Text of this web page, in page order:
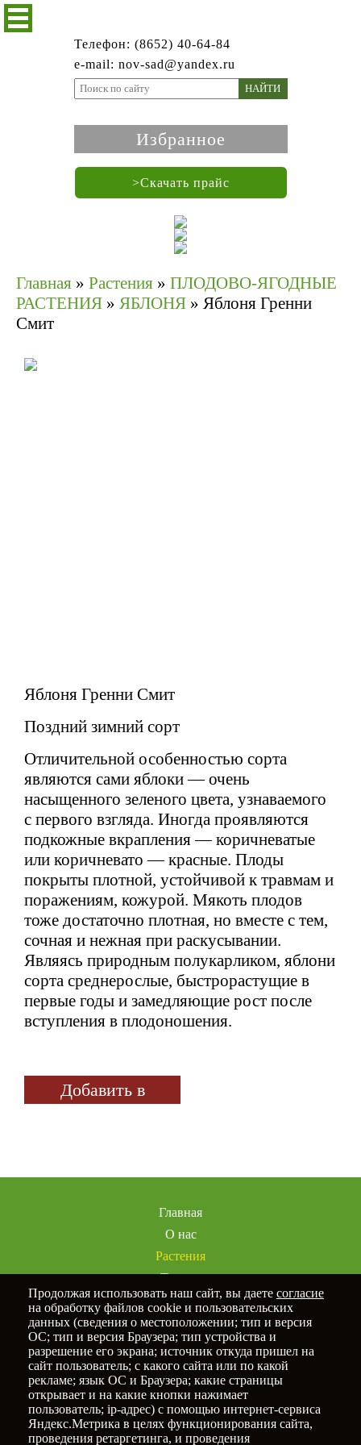
Телефон: (8652) 40-64-84
e-mail: nov-sad@yandex.ru
НАЙТИ
Избранное
>Скачать прайс
Главная » Растения » ПЛОДОВО-ЯГОДНЫЕ
РАСТЕНИЯ » ЯБЛОНЯ » Яблоня Гренни
Смит
Яблоня Гренни Смит
Поздний зимний сорт
Отличительной особенностью сорта
являются сами яблоки — очень
насыщенного зеленого цвета, узнаваемого
с первого взгляда. Иногда проявляются
подкожные вкрапления — коричневатые
или коричневато — красные. Плоды
покрыты плотной, устойчивой к травмам и
поражениям, кожурой. Мякоть плодов
тоже достаточно плотная, но вместе с тем,
сочная и нежная при раскусывании.
Являясь природным полукарликом, яблони
сорта среднерослые, быстрорастущие в
первые годы и замедляющие рост после
вступления в плодоношения.
Добавить в
Главная
О нас
Растения
Товары
Услуги
Портфолио
Статьи
Контакты
Политика конфиденциальности
Продолжая использовать наш сайт, вы даете согласие
на обработку файлов cookie и пользовательских
данных (сведения о местоположении; тип и версия
ОС; тип и версия Браузера; тип устройства и
разрешение его экрана; источник откуда пришел на
сайт пользователь; с какого сайта или по какой
рекламе; язык ОС и Браузера; какие страницы
открывает и на какие кнопки нажимает
пользователь; ip-адрес) с помощью интернет-сервиса
Яндекс.Метрика в целях функционирования сайта,
проведения ретаргетинга, и проведения